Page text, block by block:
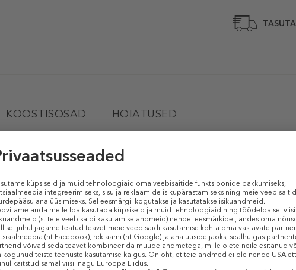
KOOSTISOSAD HOIATUSED
MAC Satin Eye Shadow
(Lauvärv)
saab siledalt peale kanda ja mis seguneb kergelt muude toonidega. Lauvärvi